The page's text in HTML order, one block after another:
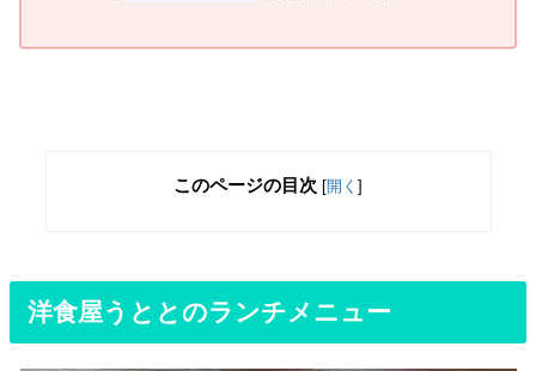
このページの目次 [開く ]
洋食屋うととのランチメニュー